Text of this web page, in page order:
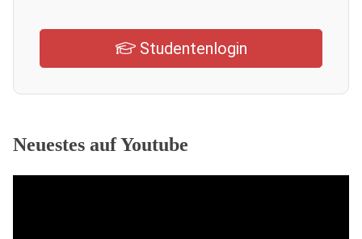
Studentenlogin
Neuestes auf Youtube